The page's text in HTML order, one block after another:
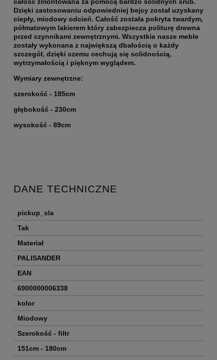
całość zmontowana za pomocą bardzo solidnych śrub.
Dzięki zastosowaniu odpowiedniej bejcy został uzyskany
ciepły, miodowy odcień. Całość została pokryta twardym,
półmatowym lakierem który zabezpiecza politurę drewna
przed czynnikami zewnętrznymi. Wszystkie nasze meble
zostały wykonana z największą dbałością o każdy
szczegół, dzięki czemu cechują się solidnością,
wytrzymałością i pięknym wyglądem.
Wymiary zewnętrzne:
szerokość - 185cm
głębokość - 230cm
wysokość - 89cm
DANE TECHNICZNE
pickup_sla
Tak
Materiał
PALISANDER
EAN
6900000006338
kolor
Miodowy
Szerokość - filtr
151cm - 180cm